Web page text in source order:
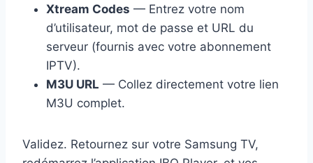
Xtream Codes — Entrez votre nom
d’utilisateur, mot de passe et URL du
serveur (fournis avec votre abonnement
IPTV).
M3U URL — Collez directement votre lien
M3U complet.
Validez. Retournez sur votre Samsung TV,